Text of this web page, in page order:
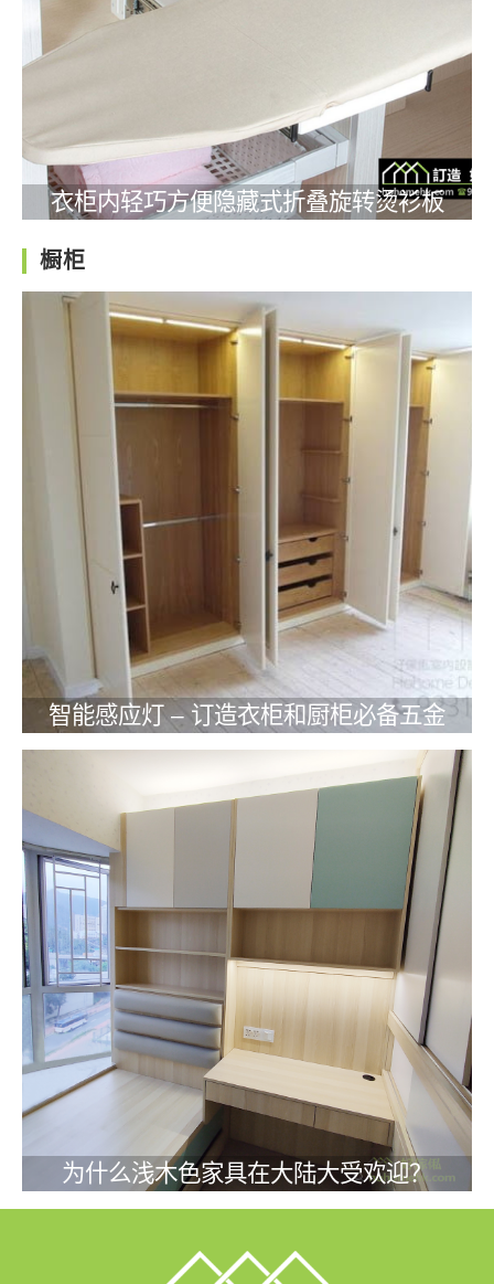
衣柜内轻巧方便隐藏式折叠旋转烫衫板
橱柜
智能感应灯 – 订造衣柜和厨柜必备五金
为什么浅木色家具在大陆大受欢迎？